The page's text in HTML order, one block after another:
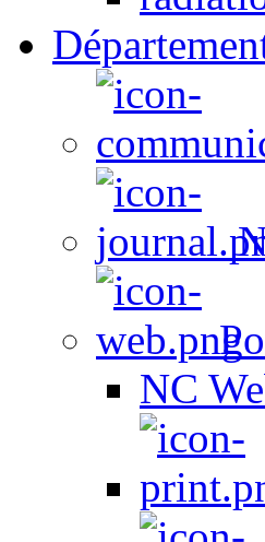
NC